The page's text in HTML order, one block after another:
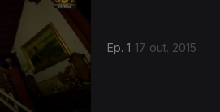
Ep. 1 17 out. 2015